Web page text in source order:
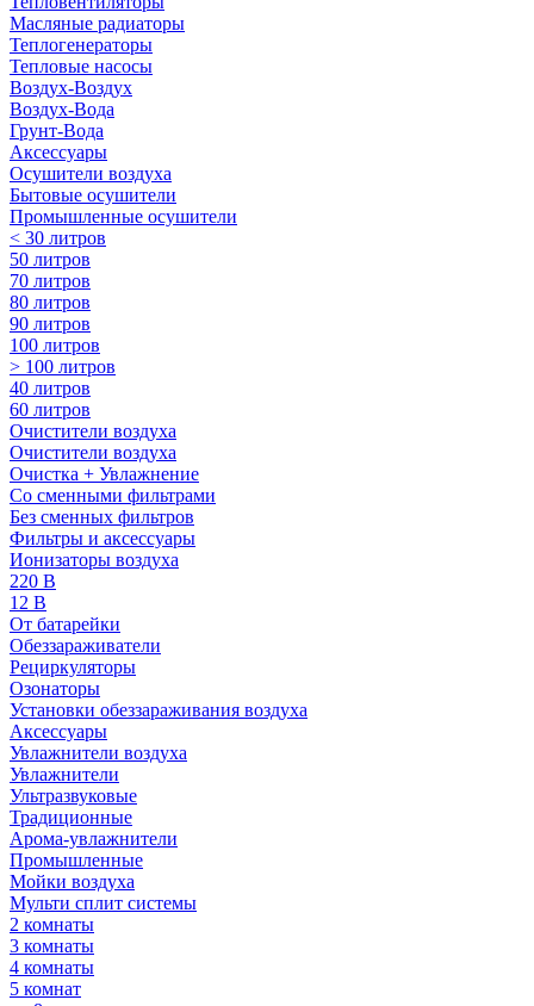
Масляные радиаторы
Теплогенераторы
Тепловые насосы
Воздух-Воздух
Воздух-Вода
Грунт-Вода
Аксессуары
Осушители воздуха
Бытовые осушители
Промышленные осушители
< 30 литров
50 литров
70 литров
80 литров
90 литров
100 литров
> 100 литров
40 литров
60 литров
Очистители воздуха
Очистители воздуха
Очистка + Увлажнение
Cо сменными фильтрами
Без сменных фильтров
Фильтры и аксессуары
Ионизаторы воздуха
220 В
12 В
От батарейки
Обеззараживатели
Рециркуляторы
Озонаторы
Установки обеззараживания воздуха
Аксессуары
Увлажнители воздуха
Увлажнители
Ультразвуковые
Традиционные
Арома-увлажнители
Промышленные
Мойки воздуха
Мульти сплит системы
2 комнаты
3 комнаты
4 комнаты
5 комнат